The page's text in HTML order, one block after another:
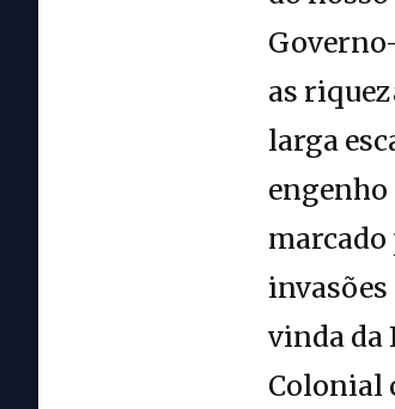
as
larga
engenho
vinda da
Colonial